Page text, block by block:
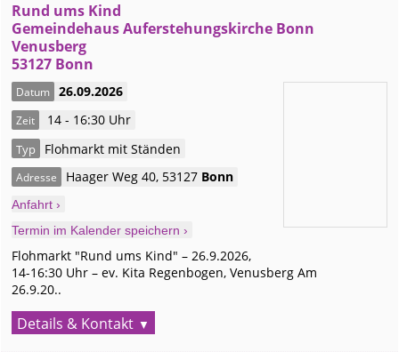
Rund ums Kind
Gemeindehaus Auferstehungskirche Bonn
Venusberg
53127 Bonn
Datum 26.09.2026
Zeit 14 - 16:30 Uhr
Typ Flohmarkt mit Ständen
Adresse Haager Weg 40, 53127 Bonn
Anfahrt ›
Termin im Kalender speichern ›
Flohmarkt "Rund ums Kind" – 26.9.2026,
14-16:30 Uhr – ev. Kita Regenbogen, Venusberg Am
26.9.20..
Details & Kontakt